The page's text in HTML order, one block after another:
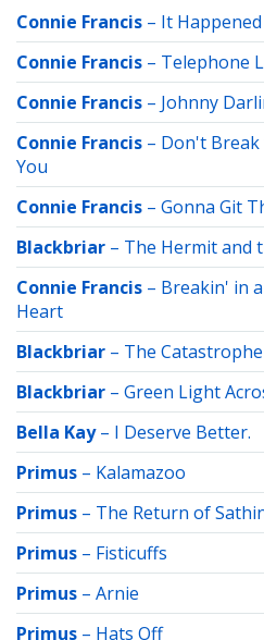
Connie Francis – It
Connie Francis – Telephone
Connie Francis – Johnny
Connie Francis – Don't
You
Connie Francis – Gonna Git
Blackbriar – The Hermit and
Connie Francis – Breakin' in
Heart
Blackbriar – The
Blackbriar – Green Light
Bella Kay– I Deserve Better.
Primus – Kalamazoo
Primus – The Return of
Primus – Fisticuffs
Primus – Arnie
Primus – Hats Off